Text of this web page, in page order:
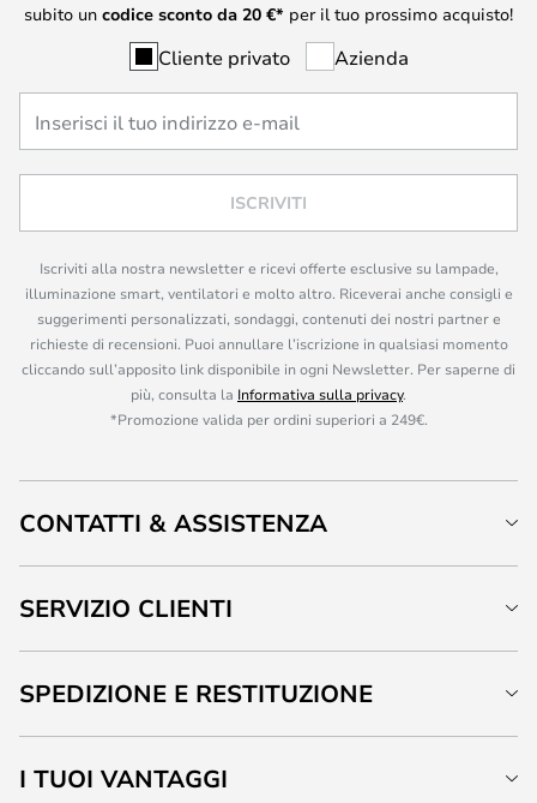
subito un codice sconto da 20 €* per il tuo prossimo acquisto!
Cliente privato Azienda
ISCRIVITI
Iscriviti alla nostra newsletter e ricevi offerte esclusive su lampade,
illuminazione smart, ventilatori e molto altro. Riceverai anche consigli e
suggerimenti personalizzati, sondaggi, contenuti dei nostri partner e
richieste di recensioni. Puoi annullare l’iscrizione in qualsiasi momento
cliccando sull’apposito link disponibile in ogni Newsletter. Per saperne di
più, consulta la Informativa sulla privacy.
*Promozione valida per ordini superiori a 249€.
CONTATTI & ASSISTENZA
SERVIZIO CLIENTI
SPEDIZIONE E RESTITUZIONE
I TUOI VANTAGGI